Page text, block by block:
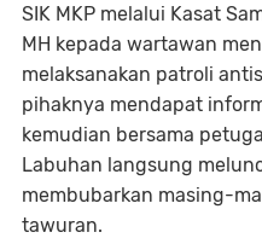
SIK MKP melalui Kasat
MH kepada wartawan
melaksanakan patroli
pihaknya mendapat
kemudian bersama
Labuhan langsung
membubarkan masing-
tawuran.